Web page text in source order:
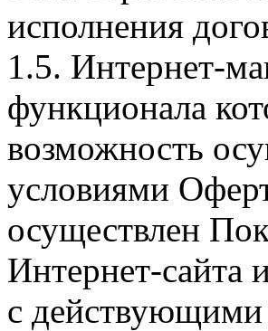
исполнения
1.5. Интернет-
функционала
возможность
условиями
осуществлен
Интернет-сайта
с действующими